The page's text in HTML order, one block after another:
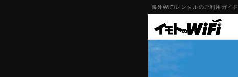
海外WiFiレンタルのご利用ガイド